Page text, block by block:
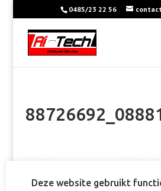
0485/23 22 56
Deze website gebruikt